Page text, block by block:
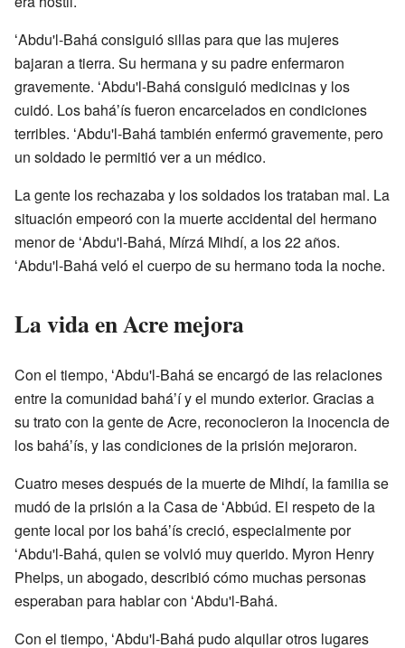
ʻAbdu'l-Bahá consiguió sillas para que las mujeres
bajaran a tierra. Su hermana y su padre enfermaron
gravemente. ʻAbdu'l-Bahá consiguió medicinas y los
cuidó. Los baháʼís fueron encarcelados en condiciones
terribles. ʻAbdu'l-Bahá también enfermó gravemente, pero
un soldado le permitió ver a un médico.
La gente los rechazaba y los soldados los trataban mal. La
situación empeoró con la muerte accidental del hermano
menor de ʻAbdu'l-Bahá, Mírzá Mihdí, a los 22 años.
ʻAbdu'l-Bahá veló el cuerpo de su hermano toda la noche.
La vida en Acre mejora
Con el tiempo, ʻAbdu'l-Bahá se encargó de las relaciones
entre la comunidad baháʼí y el mundo exterior. Gracias a
su trato con la gente de Acre, reconocieron la inocencia de
los baháʼís, y las condiciones de la prisión mejoraron.
Cuatro meses después de la muerte de Mihdí, la familia se
mudó de la prisión a la Casa de ʻAbbúd. El respeto de la
gente local por los baháʼís creció, especialmente por
ʻAbdu'l-Bahá, quien se volvió muy querido. Myron Henry
Phelps, un abogado, describió cómo muchas personas
esperaban para hablar con ʻAbdu'l-Bahá.
Con el tiempo, ʻAbdu'l-Bahá pudo alquilar otros lugares